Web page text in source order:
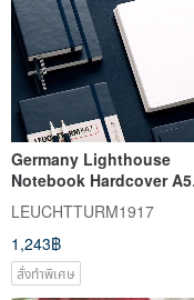
Germany Lighthouse
Notebook Hardcover A5
Dotted Deep Sea Blue
LEUCHTTURM1917
1,243฿
สั่งทำพิเศษ